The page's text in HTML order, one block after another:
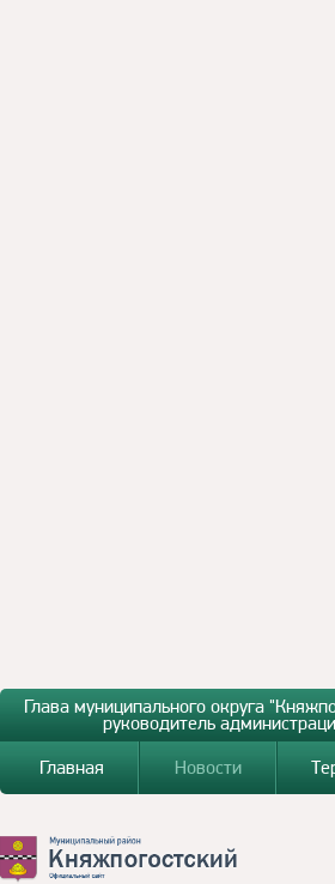
Глава муниципального округа
руководитель
Главная
Новости